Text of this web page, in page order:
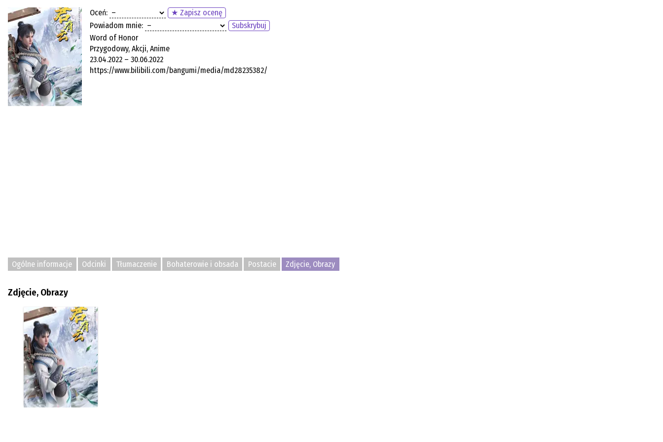
Oceń:
★ Zapisz ocenę
Powiadom mnie:
Subskrybuj
Word of Honor
Przygodowy, Akcji, Anime
23.04.2022 – 30.06.2022
https://www.bilibili.com/bangumi/media/md28235382/
Ogólne informacje Odcinki Tłumaczenie Bohaterowie i obsada Postacie Zdjęcie, Obrazy
Zdjęcie, Obrazy